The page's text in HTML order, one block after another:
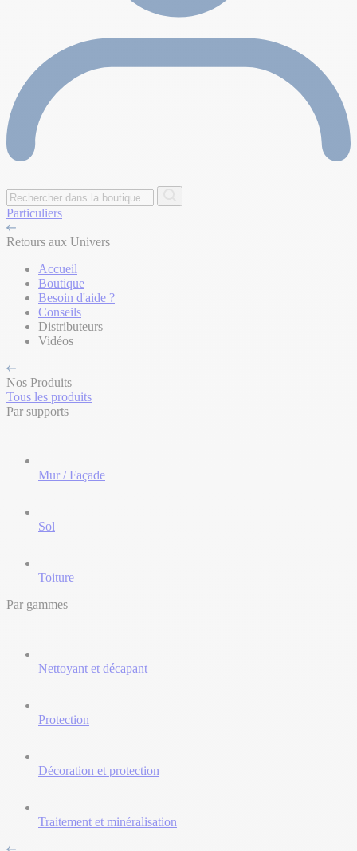
Particuliers
Retours aux Univers
Accueil
Boutique
Besoin d'aide ?
Conseils
Distributeurs
Vidéos
Nos Produits
Tous les produits
Par supports
Mur / Façade
Sol
Toiture
Par gammes
Nettoyant et décapant
Protection
Décoration et protection
Traitement et minéralisation